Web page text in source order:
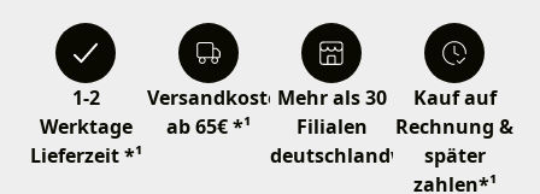
1-2
Werktage
Lieferzeit *¹
Versandkostenfrei
ab 65€ *¹
Mehr als 30
Filialen
deutschlandweit
Kauf auf
Rechnung &
später
zahlen*¹